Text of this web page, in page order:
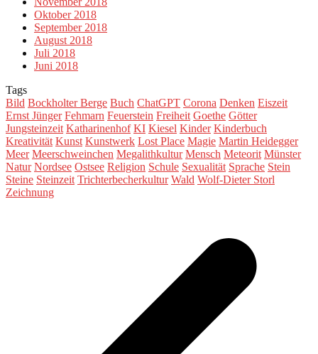
Oktober 2018
September 2018
August 2018
Juli 2018
Juni 2018
Tags
Bild Bockholter Berge Buch ChatGPT Corona Denken Eiszeit
Ernst Jünger Fehmarn Feuerstein Freiheit Goethe Götter
Jungsteinzeit Katharinenhof KI Kiesel Kinder Kinderbuch
Kreativität Kunst Kunstwerk Lost Place Magie Martin Heidegger
Meer Meerschweinchen Megalithkultur Mensch Meteorit Münster
Natur Nordsee Ostsee Religion Schule Sexualität Sprache Stein
Steine Steinzeit Trichterbecherkultur Wald Wolf-Dieter Storl
Zeichnung